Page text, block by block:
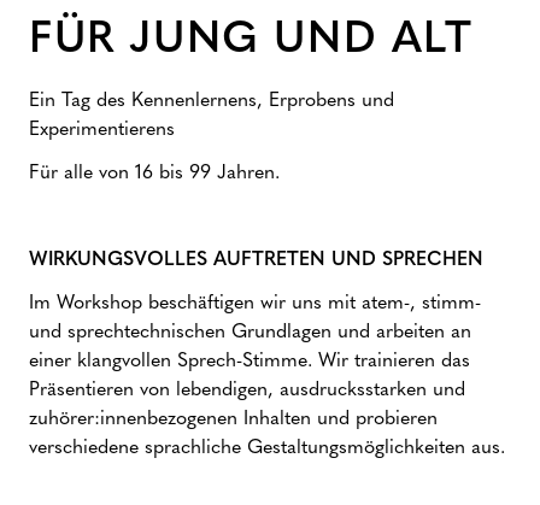
FÜR JUNG UND ALT
Ein Tag des Kennenlernens, Erprobens und
Experimentierens
Für alle von 16 bis 99 Jahren.
WIRKUNGSVOLLES AUFTRETEN UND SPRECHEN
Im Workshop beschäftigen wir uns mit atem-, stimm-
und sprechtechnischen Grundlagen und arbeiten an
einer klangvollen Sprech-Stimme. Wir trainieren das
Präsentieren von lebendigen, ausdrucksstarken und
zuhörer:innenbezogenen Inhalten und probieren
verschiedene sprachliche Gestaltungsmöglichkeiten aus.